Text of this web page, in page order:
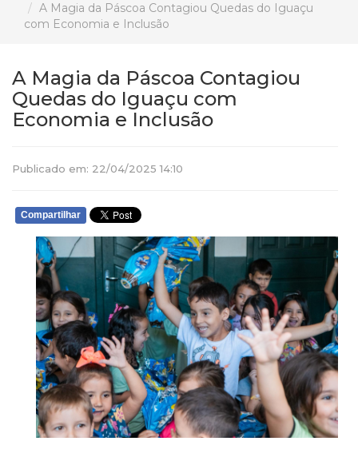
A Magia da Páscoa Contagiou Quedas do Iguaçu
com Economia e Inclusão
A Magia da Páscoa Contagiou
Quedas do Iguaçu com
Economia e Inclusão
Publicado em: 22/04/2025 14:10
Compartilhar